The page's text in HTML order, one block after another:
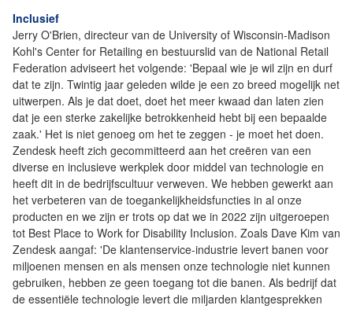
Inclusief
Jerry O'Brien, directeur van de University of Wisconsin-Madison
Kohl's Center for Retailing en bestuurslid van de National Retail
Federation adviseert het volgende: 'Bepaal wie je wil zijn en durf
dat te zijn. Twintig jaar geleden wilde je een zo breed mogelijk net
uitwerpen. Als je dat doet, doet het meer kwaad dan laten zien
dat je een sterke zakelijke betrokkenheid hebt bij een bepaalde
zaak.' Het is niet genoeg om het te zeggen - je moet het doen.
Zendesk heeft zich gecommitteerd aan het creëren van een
diverse en inclusieve werkplek door middel van technologie en
heeft dit in de bedrijfscultuur verweven. We hebben gewerkt aan
het verbeteren van de toegankelijkheidsfuncties in al onze
producten en we zijn er trots op dat we in 2022 zijn uitgeroepen
tot Best Place to Work for Disability Inclusion. Zoals Dave Kim van
Zendesk aangaf: 'De klantenservice-industrie levert banen voor
miljoenen mensen en als mensen onze technologie niet kunnen
gebruiken, hebben ze geen toegang tot die banen. Als bedrijf dat
de essentiële technologie levert die miljarden klantgesprekken